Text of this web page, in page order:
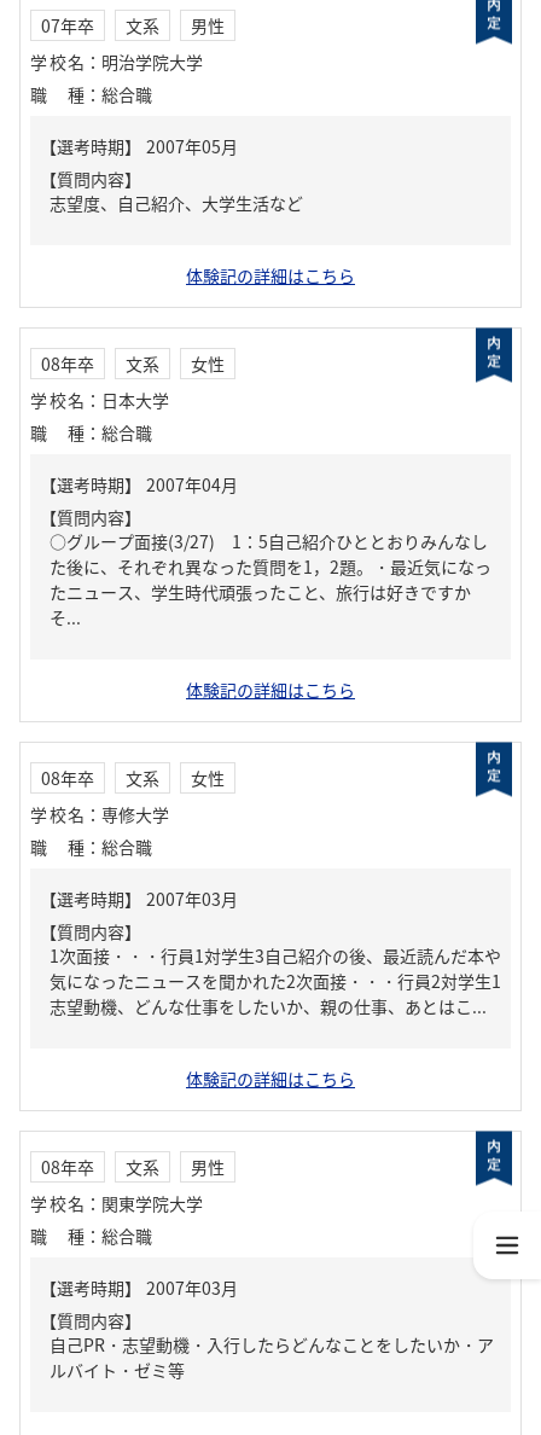
07年卒 文系
男性
学校名 ： 明治学院大学
職種 ： 総合職
【質問内容】
志望度、自己紹介、大学生活など
体験記の詳細はこちら
08年卒 文系
女性
学校名 ： 日本大学
職種 ： 総合職
【質問内容】
○グループ面接(3/27) 1：5自己紹介ひととおりみんなし
た後に、それぞれ異なった質問を1，2題。・最近気になっ
たニュース、学生時代頑張ったこと、旅行は好きですか
そ...
体験記の詳細はこちら
08年卒 文系
女性
学校名 ： 専修大学
職種 ： 総合職
【質問内容】
1次面接・・・行員1対学生3自己紹介の後、最近読んだ本や
気になったニュースを聞かれた2次面接・・・行員2対学生1
志望動機、どんな仕事をしたいか、親の仕事、あとはこ...
体験記の詳細はこちら
08年卒 文系
男性
学校名 ： 関東学院大学
職種 ： 総合職
【質問内容】
自己PR・志望動機・入行したらどんなことをしたいか・ア
ルバイト・ゼミ等